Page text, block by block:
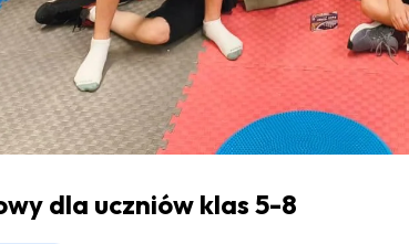
dla uczniów klas 5-8